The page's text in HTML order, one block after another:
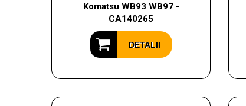
Komatsu WB93 WB97 -
CA140265
DETALII